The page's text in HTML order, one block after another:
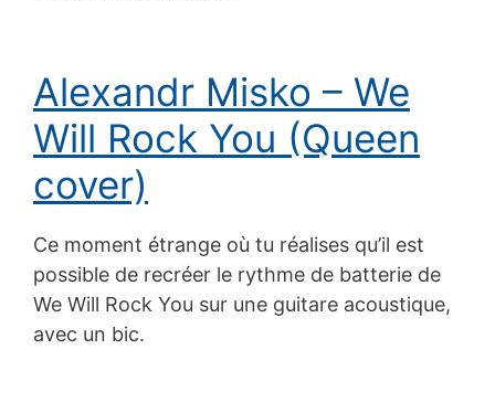
Alexandr Misko – We
Will Rock You (Queen
cover)
Ce moment étrange où tu réalises qu’il est
possible de recréer le rythme de batterie de
We Will Rock You sur une guitare acoustique,
avec un bic.